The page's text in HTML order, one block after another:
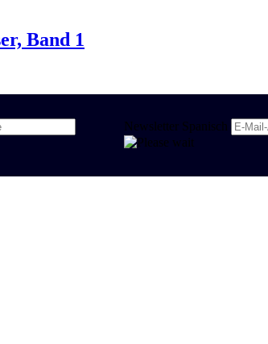
Band 1
Newsletter Spanisch